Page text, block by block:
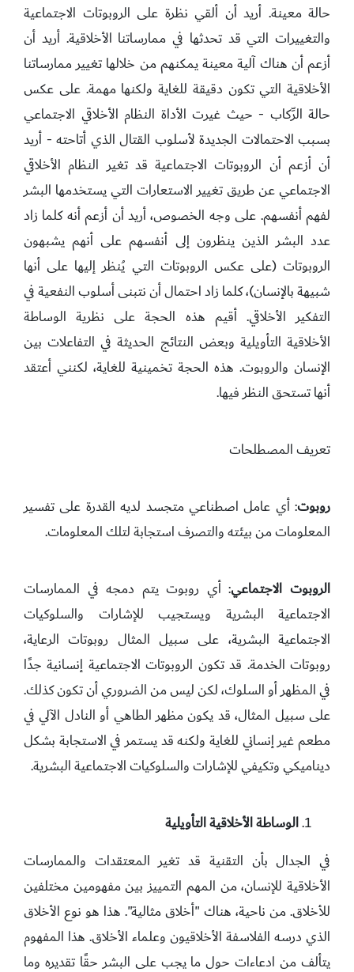
حالة معينة. أريد أن ألقي نظرة على الروبوتات الاجتماعية
والتغييرات التي قد تحدثها في ممارساتنا الأخلاقية. أريد أن
أزعم أن هناك آلية معينة يمكنهم من خلالها تغيير ممارساتنا
الأخلاقية التي تكون دقيقة للغاية ولكنها مهمة. على عكس
حالة الرِّكاب - حيث غيرت الأداة النظام الأخلاقي الاجتماعي
بسبب الاحتمالات الجديدة لأسلوب القتال الذي أتاحته - أريد
أن أزعم أن الروبوتات الاجتماعية قد تغير النظام الأخلاقي
الاجتماعي عن طريق تغيير الاستعارات التي يستخدمها البشر
لفهم أنفسهم. على وجه الخصوص، أريد أن أزعم أنه كلما زاد
عدد البشر الذين ينظرون إلى أنفسهم على أنهم يشبهون
الروبوتات (على عكس الروبوتات التي يُنظر إليها على أنها
شبيهة بالإنسان)، كلما زاد احتمال أن نتبنى أسلوب النفعية في
التفكير الأخلاقي. أقيم هذه الحجة على نظرية الوساطة
الأخلاقية التأويلية وبعض النتائج الحديثة في التفاعلات بين
الإنسان والروبوت. هذه الحجة تخمينية للغاية، لكنني أعتقد
أنها تستحق النظر فيها.
تعريف المصطلحات
روبوت: أي عامل اصطناعي متجسد لديه القدرة على تفسير
المعلومات من بيئته والتصرف استجابة لتلك المعلومات.
الروبوت الاجتماعي: أي روبوت يتم دمجه في الممارسات
الاجتماعية البشرية ويستجيب للإشارات والسلوكيات
الاجتماعية البشرية، على سبيل المثال روبوتات الرعاية،
روبوتات الخدمة. قد تكون الروبوتات الاجتماعية إنسانية جدًا
في المظهر أو السلوك، لكن ليس من الضروري أن تكون كذلك.
على سبيل المثال، قد يكون مظهر الطاهي أو النادل الآلي في
مطعم غير إنساني للغاية ولكنه قد يستمر في الاستجابة بشكل
ديناميكي وتكيفي للإشارات والسلوكيات الاجتماعية البشرية.
الوساطة الأخلاقية التأويلية
في الجدال بأن التقنية قد تغير المعتقدات والممارسات
الأخلاقية للإنسان، من المهم التمييز بين مفهومين مختلفين
للأخلاق. من ناحية، هناك "أخلاق مثالية". هذا هو نوع الأخلاق
الذي درسه الفلاسفة الأخلاقيون وعلماء الأخلاق. هذا المفهوم
يتألف من ادعاءات حول ما يجب على البشر حقًا تقديره وما